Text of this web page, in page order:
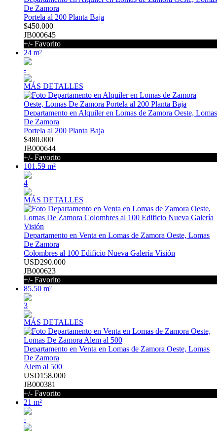
De Zamora
Portela al 200 Planta Baja
$450.000
JB000645
+/- Favorito
24 m²
-
MÁS DETALLES
Departamento en Alquiler en Lomas de Zamora Oeste, Lomas
De Zamora
Portela al 200 Planta Baja
$480.000
JB000644
+/- Favorito
101.59 m²
4
MÁS DETALLES
Departamento en Venta en Lomas de Zamora Oeste, Lomas
De Zamora
Colombres al 100 Edificio Nueva Galería Visión
USD290.000
JB000623
+/- Favorito
85.50 m²
3
MÁS DETALLES
Departamento en Venta en Lomas de Zamora Oeste, Lomas
De Zamora
Alem al 500
USD158.000
JB000381
+/- Favorito
21 m²
-